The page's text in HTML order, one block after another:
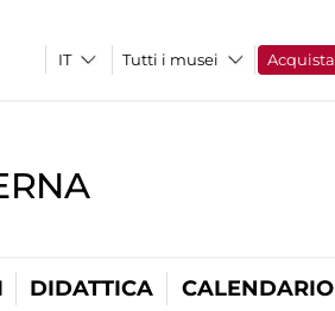
Tutti i musei Acquista
DIDATTICA CALENDARIO